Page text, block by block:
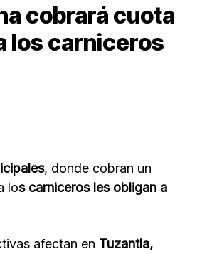
cobrará cuota
los carniceros
, donde cobran un
los carniceros les obligan a
afectan en Tuzantla,